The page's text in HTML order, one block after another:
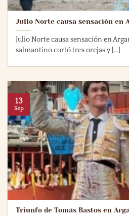
Julio Norte causa sensación en
Julio Norte causa sensación en
salmantino cortó tres orejas y [...]
Triunfo de Tomás Bastos en
13
Sep